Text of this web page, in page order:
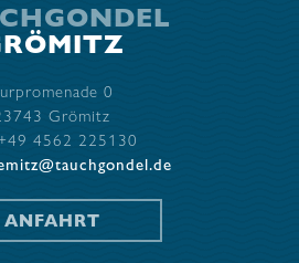
0
Grömitz
4562 225130
ANFAHRT